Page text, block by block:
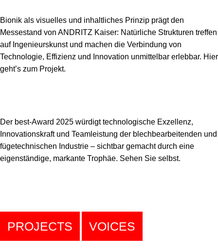
Bionik als visuelles und inhaltliches Prinzip prägt den
Messestand von ANDRITZ Kaiser: Natürliche Strukturen treffen
auf Ingenieurskunst und machen die Verbindung von
Technologie, Effizienz und Innovation unmittelbar erlebbar. Hier
geht’s zum Projekt.
Der best-Award 2025 würdigt technologische Exzellenz,
Innovationskraft und Teamleistung der blechbearbeitenden und
fügetechnischen Industrie – sichtbar gemacht durch eine
eigenständige, markante Trophäe. Sehen Sie selbst.
PROJECTS VOICES